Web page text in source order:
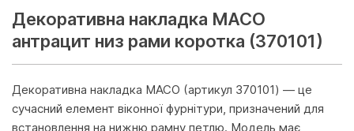
Декоративна накладка MACO
антрацит низ рами коротка (370101)
Декоративна накладка MACO (артикул 370101) — це
сучасний елемент віконної фурнітури, призначений для
встановлення на нижню рамну петлю. Модель має